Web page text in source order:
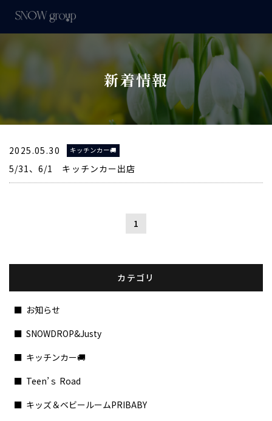
新着情報
2025.05.30 キッチンカー🚚
5/31、6/1 キッチンカー出店
1
カテゴリ
お知らせ
SNOWDROP&Justy
キッチンカー🚚
Teen’ｓ Road
キッズ＆ベビールームPRIBABY